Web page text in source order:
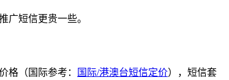
广短信更贵一些。
格（国际参考： 国际/港澳台短信定价），短信套